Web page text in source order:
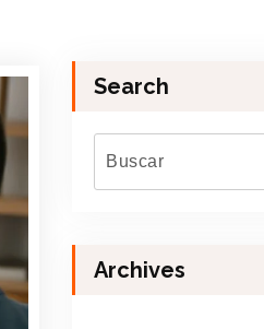
Search
Archives